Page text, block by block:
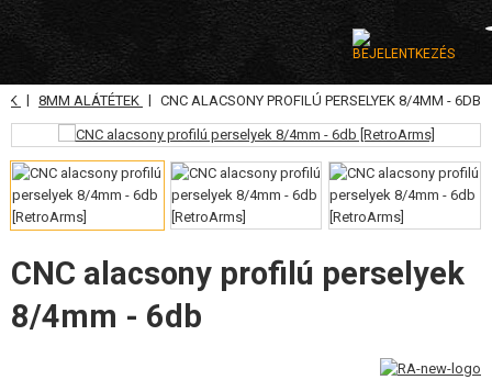
KATEGÓRIA
AIRSOFT FEGYVEREK
LÉGFEGYVEREK, CSÚZLIK
GRÁNÁTVETŐK, GRÁNÁTOK
LÖVEDÉK, GÁZ
| 8MM ALÁTÉTEK | CNC ALACSONY PROFILÚ PERSELYEK 8/4MM - 6DB
CNC alacsony profilú perselyek
8/4mm - 6db